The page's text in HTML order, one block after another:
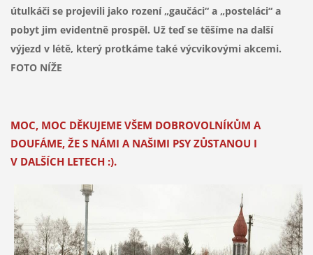
útulkáči se projevili jako rození „gaučáci“ a „posteláci“ a
pobyt jim evidentně prospěl. Už teď se těšíme na další
výjezd v létě, který protkáme také výcvikovými akcemi.
FOTO NÍŽE
MOC, MOC DĚKUJEME VŠEM DOBROVOLNÍKŮM A
DOUFÁME, ŽE S NÁMI A NAŠIMI PSY ZŮSTANOU I
V DALŠÍCH LETECH :).